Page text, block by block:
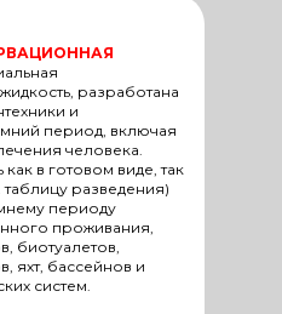
разработана
и
период, включая
человека.
в готовом виде, так
разведения)
периоду
проживания,
биотуалетов,
яхт, бассейнов и
систем.